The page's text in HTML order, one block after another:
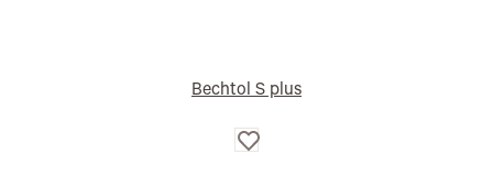
Bechtol S plus
Auf
die